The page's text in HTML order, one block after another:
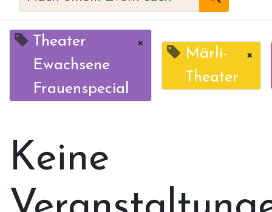
Theater
Ewachsene
Frauenspecial
×
Märli-
Theater
×
Keine